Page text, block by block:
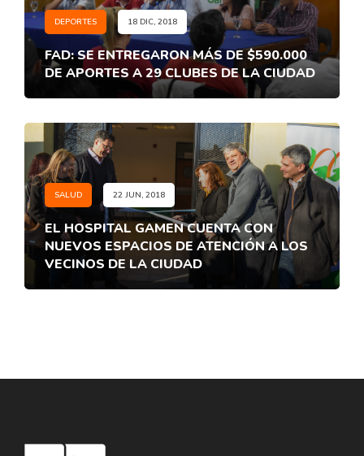
DEPORTES 18 DIC, 2018
FAD: SE ENTREGARON MÁS DE $590.000
DE APORTES A 29 CLUBES DE LA CIUDAD
SALUD 22 JUN, 2018
EL HOSPITAL GAMEN CUENTA CON
NUEVOS ESPACIOS DE ATENCIÓN A LOS
VECINOS DE LA CIUDAD